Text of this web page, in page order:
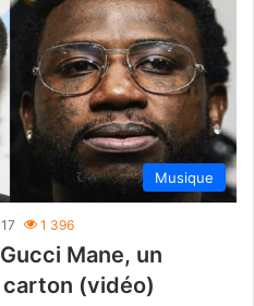
Musique
1 396
Mane, un
(vidéo)